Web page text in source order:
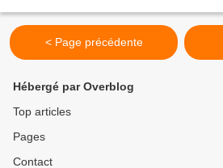
instaurée...
< Page précédente
Hébergé par Overblog
Top articles
Pages
Contact